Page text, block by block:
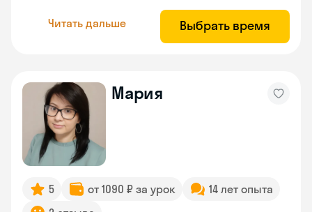
Читать дальше Выбрать время
Мария
5 от 1090 ₽ за урок
14 лет опыта